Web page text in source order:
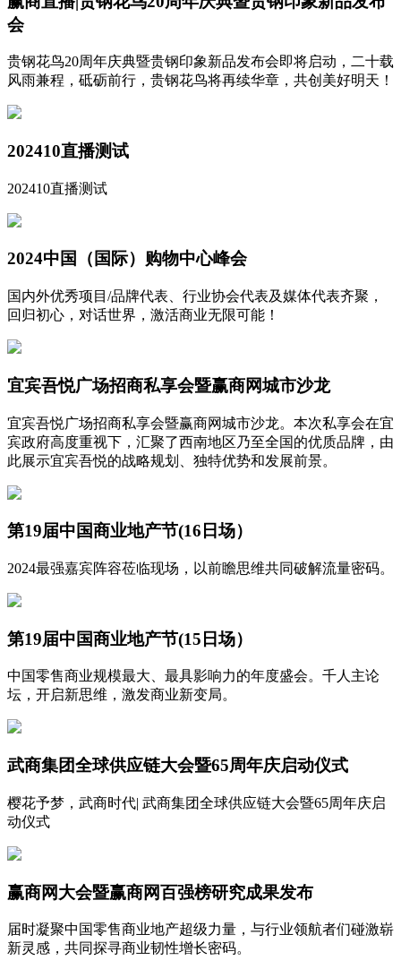
会
贵钢花鸟20周年庆典暨贵钢印象新品发布会即将启动，二十载
风雨兼程，砥砺前行，贵钢花鸟将再续华章，共创美好明天！
202410直播测试
202410直播测试
2024中国（国际）购物中心峰会
国内外优秀项目/品牌代表、行业协会代表及媒体代表齐聚，
回归初心，对话世界，激活商业无限可能！
宜宾吾悦广场招商私享会暨赢商网城市沙龙
宜宾吾悦广场招商私享会暨赢商网城市沙龙。本次私享会在宜
宾政府高度重视下，汇聚了西南地区乃至全国的优质品牌，由
此展示宜宾吾悦的战略规划、独特优势和发展前景。
第19届中国商业地产节(16日场）
2024最强嘉宾阵容莅临现场，以前瞻思维共同破解流量密码。
第19届中国商业地产节(15日场）
中国零售商业规模最大、最具影响力的年度盛会。千人主论
坛，开启新思维，激发商业新变局。
武商集团全球供应链大会暨65周年庆启动仪式
樱花予梦，武商时代| 武商集团全球供应链大会暨65周年庆启
动仪式
赢商网大会暨赢商网百强榜研究成果发布
届时凝聚中国零售商业地产超级力量，与行业领航者们碰激崭
新灵感，共同探寻商业韧性增长密码。